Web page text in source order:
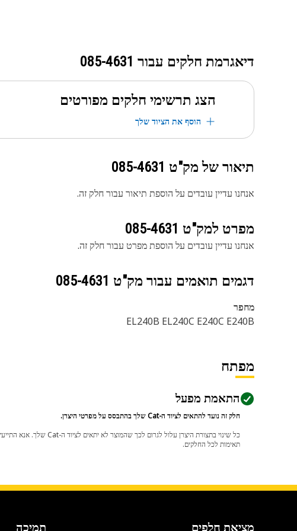
דיאגרמת חלקים עבור 085-4631
הצג תרשימי חלקים מפורטים
הוסף את הציוד שלך
תיאור של מק"ט 085-4631
אנחנו עדיין עובדים על הוספת תיאור עבור חלק זה.
מפרט למק"ט 085-4631
אנחנו עדיין עובדים על הוספת מפרט עבור חלק זה.
דגמים תואמים עבור מק"ט 085-4631
מחפר
EL240B EL240C E240C E240B
מפתח
התאמת מפעל
חלק זה נועד להתאים לציוד ה-Cat שלך בהתבסס על מפרטי היצרן.
תאימות לכל החלקים.
מציאת חלפים תמיכה